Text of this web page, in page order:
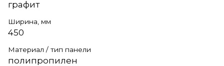
графит
Ширина, мм
450
Материал / тип панели
полипропилен